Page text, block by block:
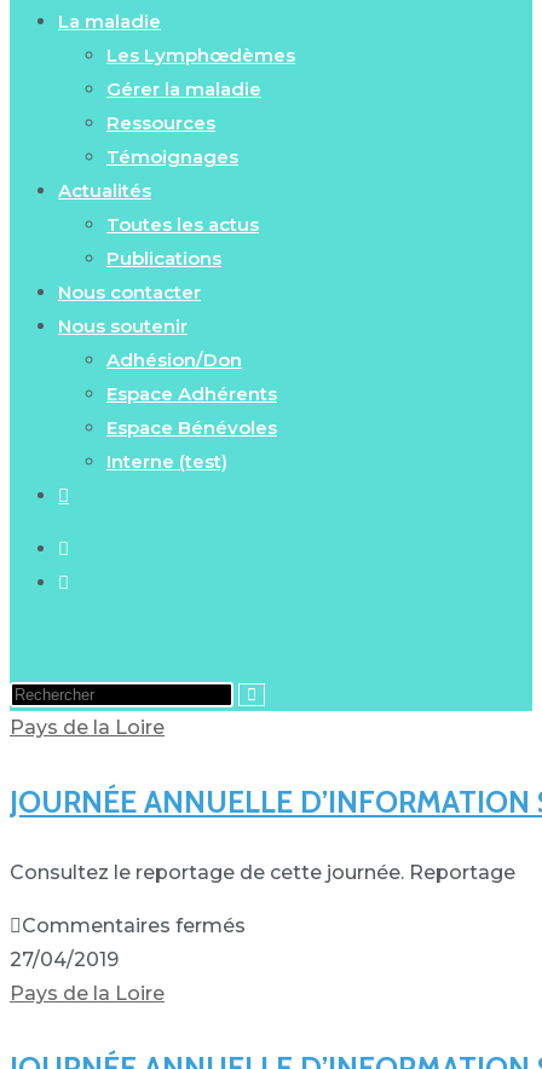
La maladie
Les Lymphœdèmes
Gérer la maladie
Ressources
Témoignages
Actualités
Toutes les actus
Publications
Nous contacter
Nous soutenir
Adhésion/Don
Espace Adhérents
Espace Bénévoles
Interne (test)
Pays de la Loire
JOURNÉE ANNUELLE
Consultez le reportage de cette journée. Reportage
Commentaires fermés
27/04/2019
Pays de la Loire